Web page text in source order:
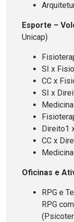
Esporte –
Unicap)
SI x
CC x
SI x
Direito1
CC x
Oficinas e
RPG e
RPG